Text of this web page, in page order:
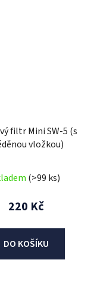
filtr Mini SW-5 (s
vložkou)
(>99 ks)
220 Kč
DO KOŠÍKU